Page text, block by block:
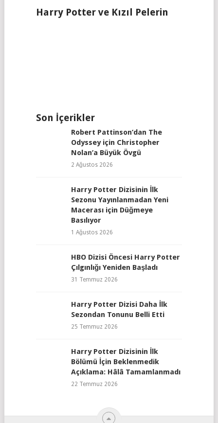
Harry Potter ve Kızıl Pelerin
Son İçerikler
Robert Pattinson’dan The
Odyssey için Christopher
Nolan’a Büyük Övgü
2 Ağustos 2026
Harry Potter Dizisinin İlk
Sezonu Yayınlanmadan Yeni
Macerası için Düğmeye
Basılıyor
1 Ağustos 2026
HBO Dizisi Öncesi Harry Potter
Çılgınlığı Yeniden Başladı
31 Temmuz 2026
Harry Potter Dizisi Daha İlk
Sezondan Tonunu Belli Etti
25 Temmuz 2026
Harry Potter Dizisinin İlk
Bölümü İçin Beklenmedik
Açıklama: Hâlâ Tamamlanmadı
22 Temmuz 2026